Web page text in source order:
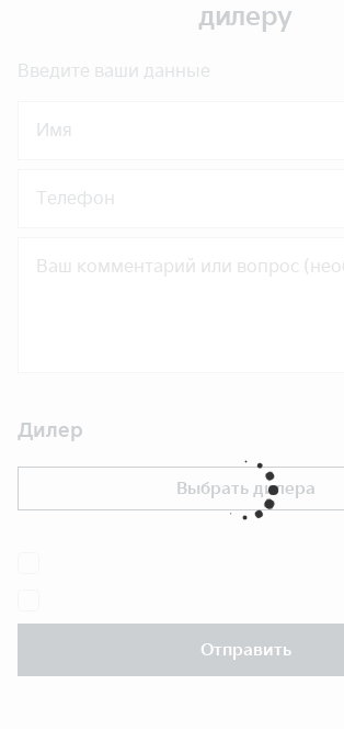
дилеру
Введите ваши данные
Имя
Телефон
Дилер
Выбрать дилера
Отправить